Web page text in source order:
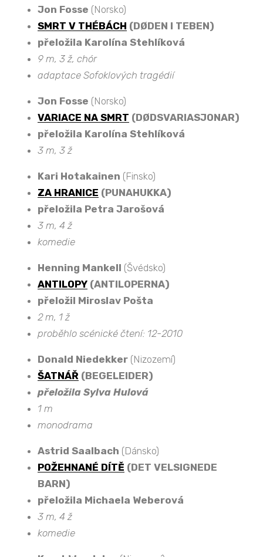
Jon Fosse (Norsko)
SMRT V THÉBÁCH (DØDEN I TEBEN)
přeložila Karolína Stehlíková
9 m, 3 ž, chór
adaptace Sofoklových tragédií
Jon Fosse (Norsko)
VARIACE NA SMRT (DØDSVARIASJONAR)
přeložila Karolína Stehlíková
3 m, 3 ž
Kari Hotakainen (Finsko)
ZA HRANICE (PUNAHUKKA)
přeložila Petra Jarošová
3 m, 4 ž
komedie
Henning Mankell (Švédsko)
ANTILOPY (ANTILOPERNA)
přeložil Miroslav Pošta
2 m, 1 ž
proběhlo scénické čtení: 12-2010
Donald Niedekker (Nizozemí)
ŠATNÁŘ (BEGELEIDER)
přeložila Sylva Hulová
1 m
monodrama
Astrid Saalbach (Dánsko)
POŽEHNANÉ DÍTĚ (DET VELSIGNEDE
BARN)
přeložila Michaela Weberová
3 m, 4 ž
komedie